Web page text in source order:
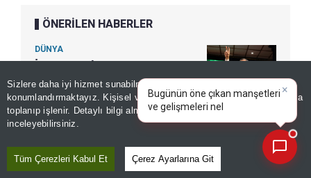
Sizlere daha iyi hizmet sunabilmek adına sitemizde
konumlandırmaktayız. Kişisel verileriniz, KVKK ve GDPR kapsamında
toplanıp işlenir. Detaylı bilgi almak içinAydınlatma Metnimizi
inceleyebilirsiniz.
Tüm Çerezleri Kabul Et Çerez Ayarlarına Git
ÖNERİLEN HABERLER
DÜNYA
İran'ın eski Cumhurbaşkanı
Mahmud Ahmedinejad'ın ajan
olarak kullanıldığı iddia
edildi!
Gü